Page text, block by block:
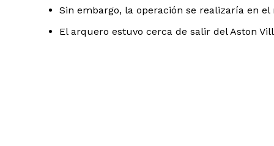
Sin embargo, la operación se realizaría en
El arquero estuvo cerca de salir del Aston